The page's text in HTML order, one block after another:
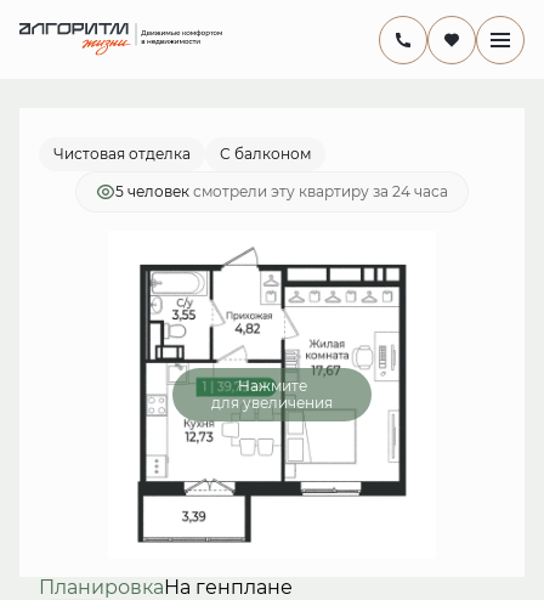
1-комнатная
7 838 630 руб.
от 22 807 руб./мес.
Чистовая отделка С балконом
5 человек смотрели эту квартиру за 24 часа
Нажмите
для увеличения
ПланировкаНа генплане